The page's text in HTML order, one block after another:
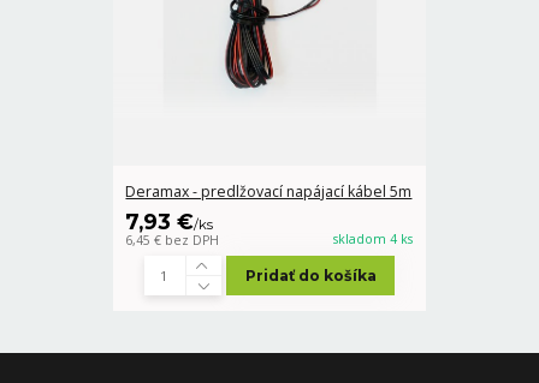
Deramax - predlžovací napájací kábel 5m
7,93 €/ks
6,45 € bez DPH skladom 4 ks
Pridať do košíka